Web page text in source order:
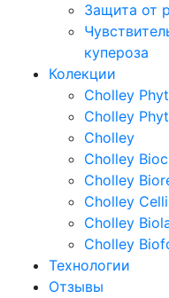
Защита от
купероза
Колекции
Cholley
Cholley
Cholley
Cholley
Cholley
Cholley
Cholley
Cholley
Технологии
Отзывы